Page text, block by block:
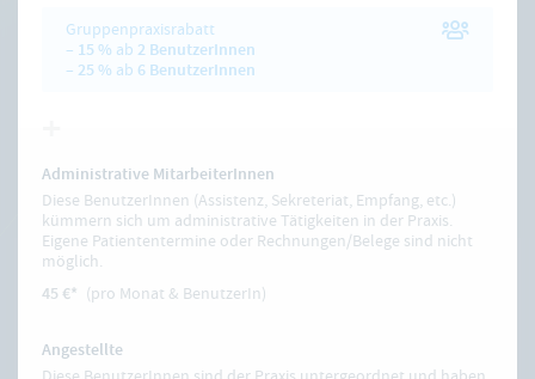
Gruppenpraxisrabatt
– 15 % ab 2 BenutzerInnen
– 25 % ab 6 BenutzerInnen
Administrative MitarbeiterInnen
Diese BenutzerInnen (Assistenz, Sekreteriat, Empfang, etc.)
kümmern sich um administrative Tätigkeiten in der Praxis.
Eigene Patiententermine oder Rechnungen/Belege sind nicht
möglich.
45 €* pro Monat & BenutzerIn
Angestellte